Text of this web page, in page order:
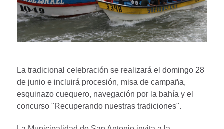
La tradicional celebración se realizará el domingo 28
de junio e incluirá procesión, misa de campaña,
esquinazo cuequero, navegación por la bahía y el
concurso "Recuperando nuestras tradiciones".